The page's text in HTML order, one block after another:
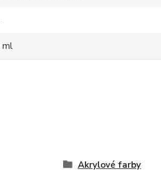
ml
Akrylové farby